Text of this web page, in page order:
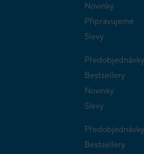
Novinky
Připravujeme
Slevy
Předobjednávky
Bestsellery
Novinky
Slevy
Předobjednávky
Bestsellery